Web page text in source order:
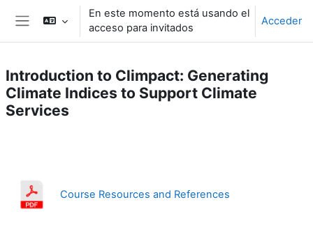
Salta al contenido principal
Panel lateral
En este momento está usando el
acceso para invitados
Acceder
Introduction to Climpact: Generating
Climate Indices to Support Climate
Services
Course Resources and References